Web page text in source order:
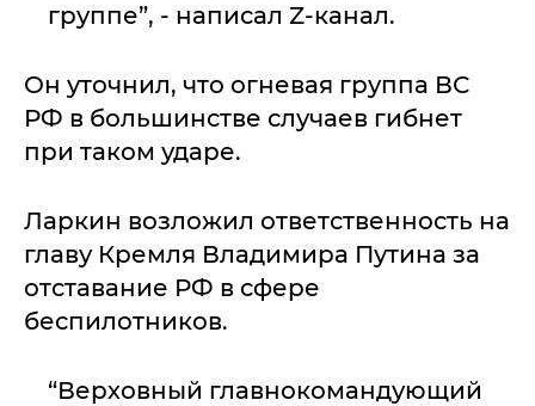
группе”, - написал Z-канал.
Он уточнил, что огневая группа ВС
РФ в большинстве случаев гибнет
при таком ударе.
Ларкин возложил ответственность на
главу Кремля Владимира Путина за
отставание РФ в сфере
беспилотников.
“Верховный главнокомандующий